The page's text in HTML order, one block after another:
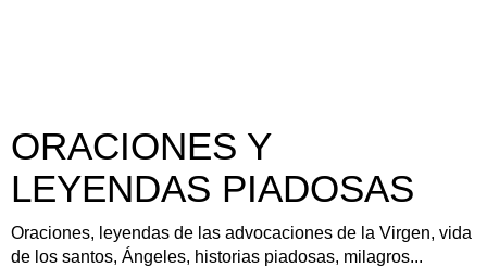
ORACIONES Y
LEYENDAS PIADOSAS
Oraciones, leyendas de las advocaciones de la Virgen, vida
de los santos, Ángeles, historias piadosas, milagros...